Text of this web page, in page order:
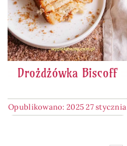
Drożdżówka Biscoff
Opublikowano: 2025 27 stycznia